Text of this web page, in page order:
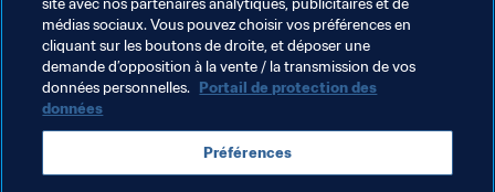
Groupe d'Étude Technique (TSG)
Coupe du Monde de la FIFA 2026™
site avec nos partenaires analytiques, publicitaires et de
médias sociaux. Vous pouvez choisir vos préférences en
cliquant sur les boutons de droite, et déposer une
demande d’opposition à la vente / la transmission de vos
données personnelles. Portail de protection des
données
Préférences